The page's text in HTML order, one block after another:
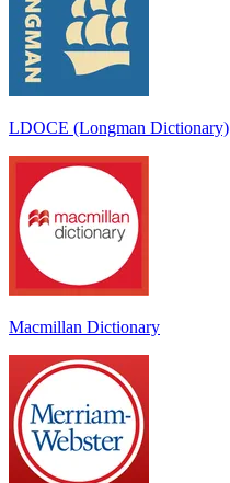
LDOCE (Longman Dictionary)
Macmillan Dictionary